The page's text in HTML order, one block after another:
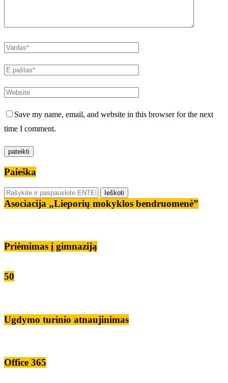
Save my name, email, and website in this browser for the next
time I comment.
Paieška
Asociacija „Lieporių mokyklos bendruomenė”
Priėmimas į gimnaziją
50
Ugdymo turinio atnaujinimas
Office 365